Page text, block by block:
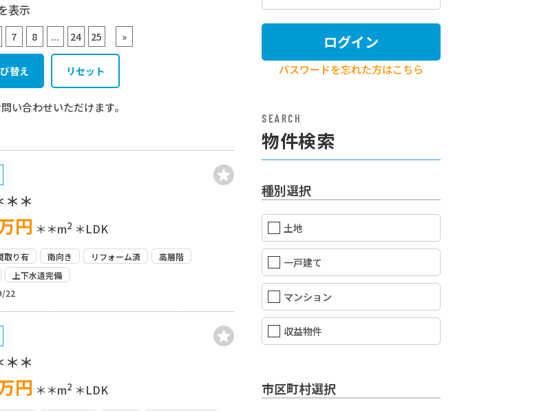
表示
7 8 ... 24 25 »
替え リセット
い合わせいただけます。
＊＊
円 ＊＊m2 ＊LDK
取り有 南向き リフォーム済
高層階
上下水道完備
22
＊＊
円 ＊＊m2 ＊LDK
ログイン
パスワードを忘れた方はこちら
SEARCH
物件検索
種別選択
土地
一戸建て
マンション
収益物件
市区町村選択